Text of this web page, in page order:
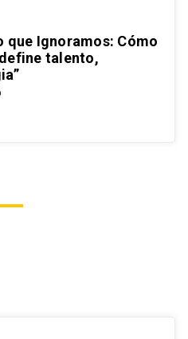
que Ignoramos: Cómo
talento,